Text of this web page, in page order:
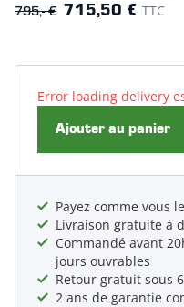
795,- € 715,50 € TTC
Error loading delivery
Ajouter au panier
Payez comme vous
Livraison gratuite à
Commandé avant
jours ouvrables
Retour gratuit sous
2 ans de garantie